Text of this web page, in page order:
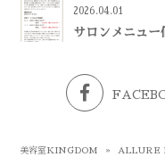
2026.04.01
サロンメニュー
美容室KINGDOM » ALLURE